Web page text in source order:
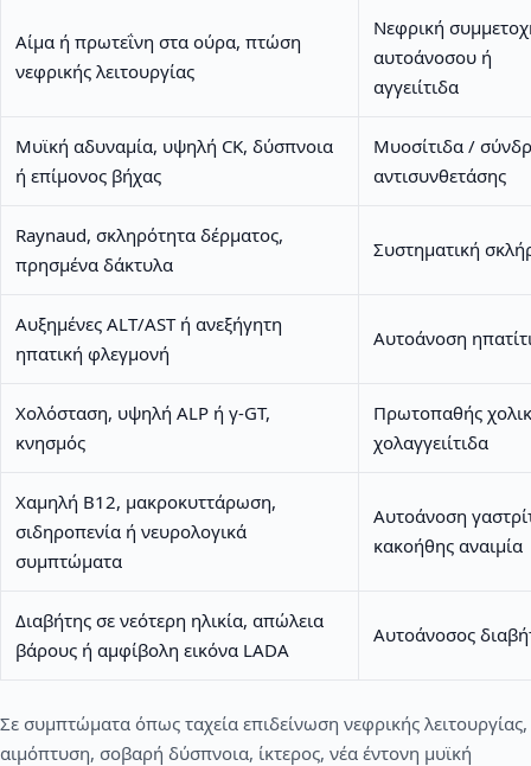
Αίμα ή πρωτεΐνη στα ούρα, πτώση
νεφρικής λειτουργίας
Νεφρική
αυτοάνοσου ή
αγγειίτιδα
Μυϊκή αδυναμία, υψηλή CK, δύσπνοια
ή επίμονος βήχας
Μυοσίτιδα /
αντισυνθετάσης
Raynaud, σκληρότητα δέρματος,
πρησμένα δάκτυλα
Συστηματική
Αυξημένες ALT/AST ή ανεξήγητη
ηπατική φλεγμονή
Αυτοάνοση
Χολόσταση, υψηλή ALP ή γ-GT,
κνησμός
Πρωτοπαθής
χολαγγειίτιδα
Χαμηλή Β12, μακροκυττάρωση,
σιδηροπενία ή νευρολογικά
συμπτώματα
Αυτοάνοση
κακοήθης αναιμία
Διαβήτης σε νεότερη ηλικία, απώλεια
βάρους ή αμφίβολη εικόνα LADA
Αυτοάνοσος
Σε συμπτώματα όπως ταχεία επιδείνωση νεφρικής λειτουργίας,
αιμόπτυση, σοβαρή δύσπνοια, ίκτερος, νέα έντονη μυϊκή